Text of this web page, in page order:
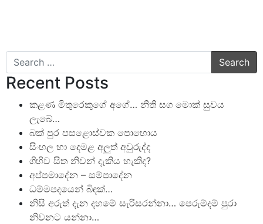
Search
Recent Posts
කළණ මිතුරෙකුගේ අගේ… නිති සග මොක් සුවය
ලැබේ…
බක් පුර පසළොස්වක පොහොය
සිංහල හා දෙමළ අලුත් අවුරුද්ද
ගිහිව සිත නිවන් දැකිය හැකිද?
අප්පමාදේන – සම්පාදේන
ධම්මපදයෙන් බිඳක්…
නිසි අරුත් දැන දහමේ සැරිසරන්නා… පෙරුම්දම් පුරා
නිවනට යන්නා…